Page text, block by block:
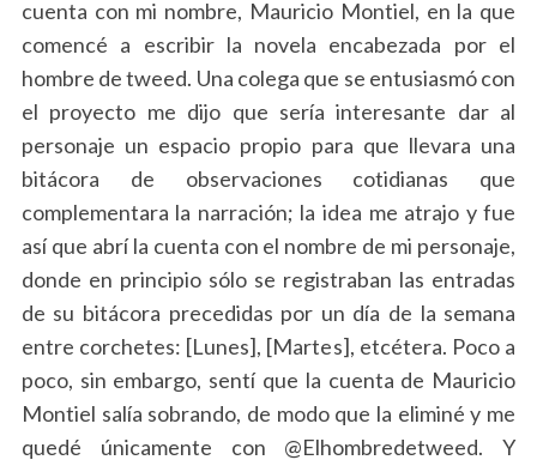
cuenta con mi nombre, Mauricio Montiel, en la que
comencé a escribir la novela encabezada por el
hombre de tweed. Una colega que se entusiasmó con
el proyecto me dijo que sería interesante dar al
personaje un espacio propio para que llevara una
bitácora de observaciones cotidianas que
complementara la narración; la idea me atrajo y fue
así que abrí la cuenta con el nombre de mi personaje,
donde en principio sólo se registraban las entradas
de su bitácora precedidas por un día de la semana
entre corchetes: [Lunes], [Martes], etcétera. Poco a
poco, sin embargo, sentí que la cuenta de Mauricio
Montiel salía sobrando, de modo que la eliminé y me
quedé únicamente con @Elhombredetweed. Y